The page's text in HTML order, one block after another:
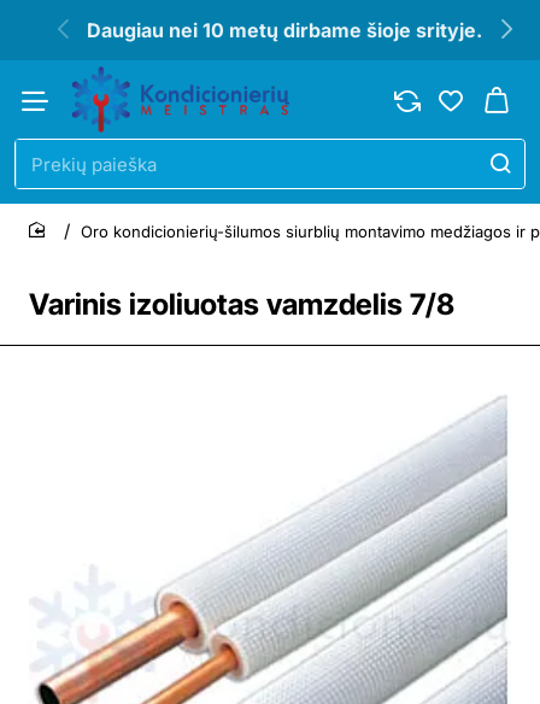
Daugiau nei 10 metų dirbame šioje srityje.
Prekių
paieška
Varinis izoliuotas vamzdelis 7/8
home
Oro kondicionierių-šilumos siurblių montavimo medžiagos ir